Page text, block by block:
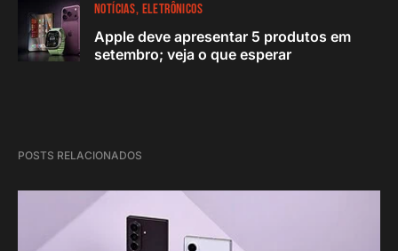
NOTÍCIAS ELETRÔNICOS
Apple deve apresentar 5 produtos em
setembro; veja o que esperar
POSTS RELACIONADOS